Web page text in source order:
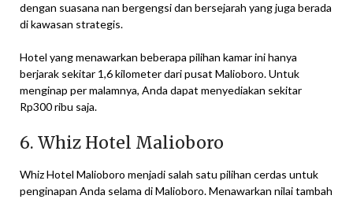
dengan suasana nan bergengsi dan bersejarah yang juga berada
di kawasan strategis.
Hotel yang menawarkan beberapa pilihan kamar ini hanya
berjarak sekitar 1,6 kilometer dari pusat Malioboro. Untuk
menginap per malamnya, Anda dapat menyediakan sekitar
Rp300 ribu saja.
6. Whiz Hotel Malioboro
Whiz Hotel Malioboro menjadi salah satu pilihan cerdas untuk
penginapan Anda selama di Malioboro. Menawarkan nilai tambah